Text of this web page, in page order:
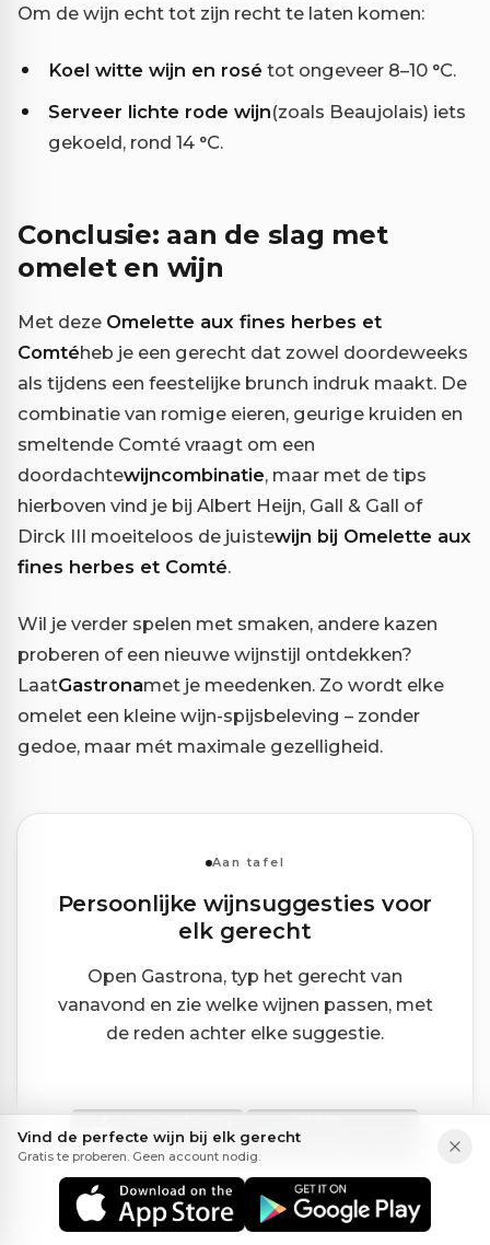
Om de wijn echt tot zijn recht te laten komen:
Koel witte wijn en rosé tot ongeveer 8–10 °C.
Serveer lichte rode wijn(zoals Beaujolais) iets
gekoeld, rond 14 °C.
Conclusie: aan de slag met
omelet en wijn
Met deze Omelette aux fines herbes et
Comtéheb je een gerecht dat zowel doordeweeks
als tijdens een feestelijke brunch indruk maakt. De
combinatie van romige eieren, geurige kruiden en
smeltende Comté vraagt om een
doordachtewijncombinatie, maar met de tips
hierboven vind je bij Albert Heijn, Gall & Gall of
Dirck III moeiteloos de juistewijn bij Omelette aux
fines herbes et Comté.
Wil je verder spelen met smaken, andere kazen
proberen of een nieuwe wijnstijl ontdekken?
LaatGastronamet je meedenken. Zo wordt elke
omelet een kleine wijn-spijsbeleving – zonder
gedoe, maar mét maximale gezelligheid.
Aan tafel
Persoonlijke wijnsuggesties voor
elk gerecht
Open Gastrona, typ het gerecht van
vanavond en zie welke wijnen passen, met
de reden achter elke suggestie.
Gebruikt door thuiskoks die niet willen gokken
op wijn.
Vind de perfecte wijn bij elk gerecht
Gratis te proberen. Geen account nodig.